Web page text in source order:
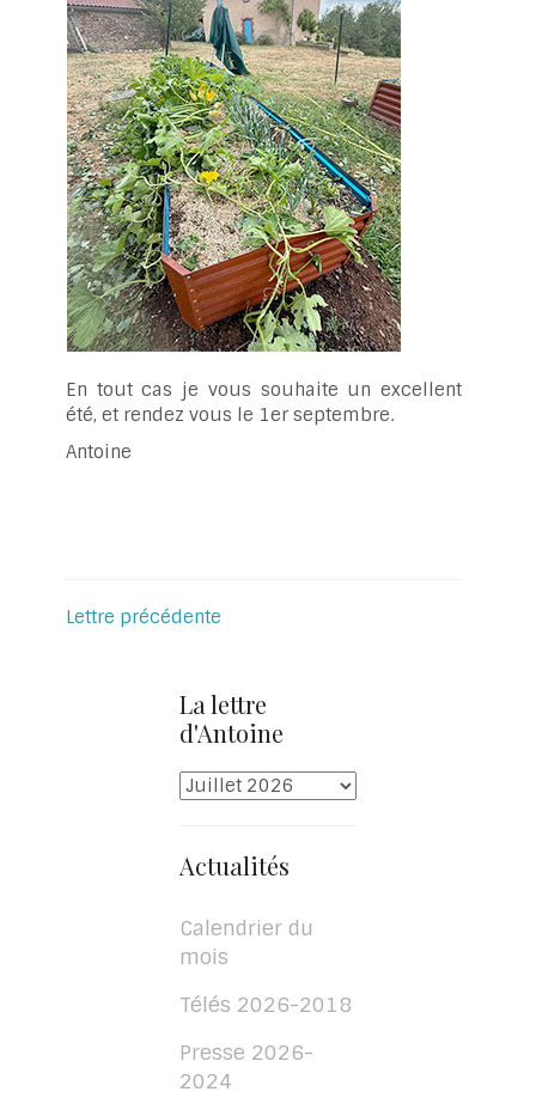
En tout cas je vous souhaite un excellent
été, et rendez vous le 1er septembre.
Antoine
Lettre précédente
La lettre
d'Antoine
Actualités
Calendrier du
mois
Télés 2026-2018
Presse 2026-
2024